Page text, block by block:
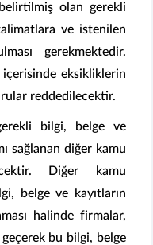
olan gerekli
ve istenilen
gerekmektedir.
eksikliklerin
reddedilecektir.
bilgi, belge ve
sağlanan diğer kamu
Diğer kamu
belge ve kayıtların
halinde firmalar,
bu bilgi, belge